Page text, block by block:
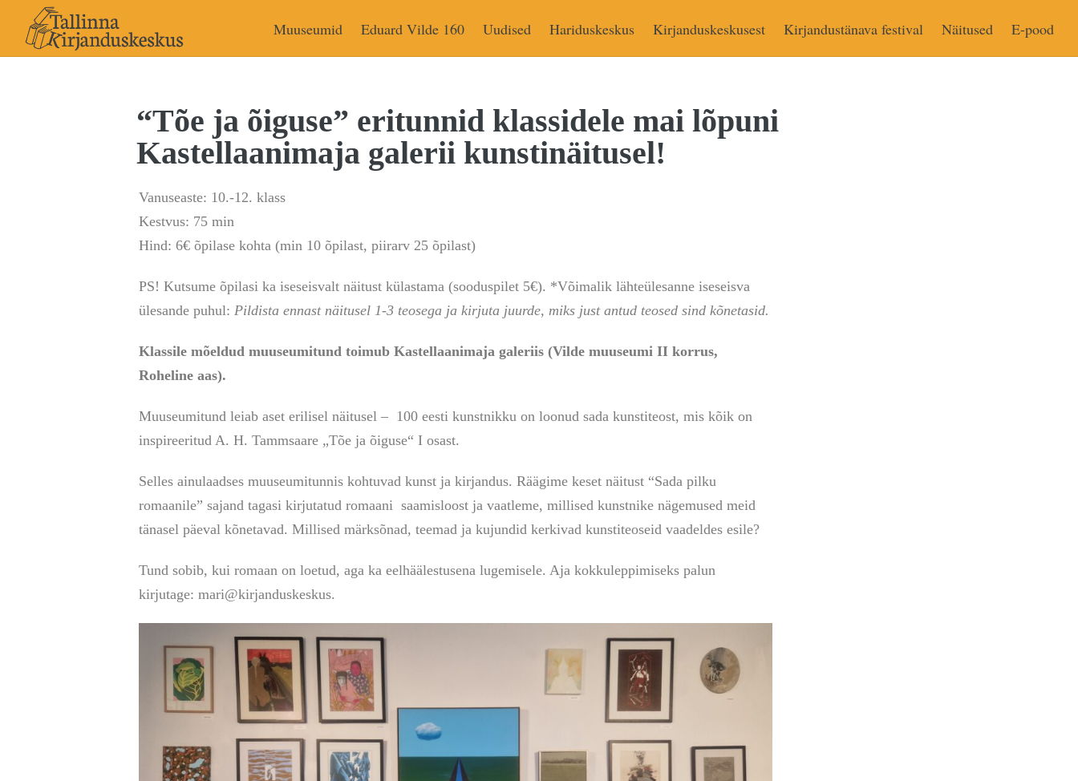
Muuseumid Eduard Vilde 160 Uudised Hariduskeskus Kirjanduskeskusest Kirjandustänava festival Näitused E-pood
“Tõe ja õiguse” eritunnid klassidele mai lõpuni
Kastellaanimaja galerii kunstinäitusel!
Vanuseaste: 10.-12. klass
Kestvus: 75 min
Hind: 6€ õpilase kohta (min 10 õpilast, piirarv 25 õpilast)
PS! Kutsume õpilasi ka iseseisvalt näitust külastama (sooduspilet 5€). *Võimalik lähteülesanne iseseisva
ülesande puhul:Pildista ennast näitusel 1-3 teosega ja kirjuta juurde, miks just antud teosed sind kõnetasid.
Klassile mõeldud muuseumitund toimub Kastellaanimaja galeriis (Vilde muuseumi II korrus,
Roheline aas).
Muuseumitund leiab aset erilisel näitusel – 100 eesti kunstnikku on loonud sada kunstiteost, mis kõik on
inspireeritud A. H. Tammsaare „Tõe ja õiguse“ I osast.
Selles ainulaadses muuseumitunnis kohtuvad kunst ja kirjandus. Räägime keset näitust “Sada pilku
romaanile” sajand tagasi kirjutatud romaani saamisloost ja vaatleme, millised kunstnike nägemused meid
tänasel päeval kõnetavad. Millised märksõnad, teemad ja kujundid kerkivad kunstiteoseid vaadeldes esile?
Tund sobib, kui romaan on loetud, aga ka eelhäälestusena lugemisele. Aja kokkuleppimiseks palun
kirjutage: mari@kirjanduskeskus.